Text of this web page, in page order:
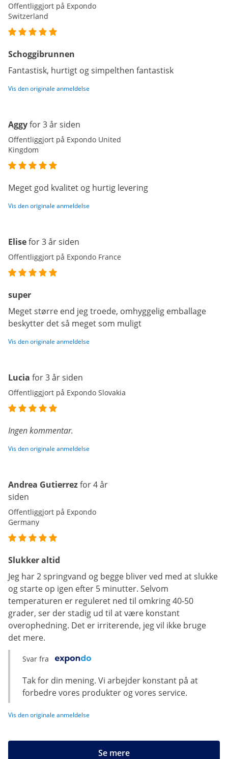
Offentliggjort på Expondo
Switzerland
Schoggibrunnen
Fantastisk, hurtigt og simpelthen fantastisk
Vis den originale anmeldelse
Aggyfor 3 år siden
Offentliggjort på Expondo United
Kingdom
Meget god kvalitet og hurtig levering
Vis den originale anmeldelse
Elisefor 3 år siden
Offentliggjort på Expondo France
super
Meget større end jeg troede, omhyggelig emballage
beskytter det så meget som muligt
Vis den originale anmeldelse
Lucia for 3 år siden
Offentliggjort på Expondo Slovakia
Ingen kommentar.
Vis den originale anmeldelse
Andrea Gutierrezfor 4 år
siden
Offentliggjort på Expondo
Germany
Slukker altid
Jeg har 2 springvand og begge bliver ved med at slukke
og starte op igen efter 5 minutter. Selvom
temperaturen er reguleret ned til omkring 40-50
grader, ser der stadig ud til at være konstant
overophedning. Det er irriterende, jeg vil ikke bruge
det mere.
Svar fra
Tak for din mening. Vi arbejder konstant på at
forbedre vores produkter og vores service.
Vis den originale anmeldelse
Se mere